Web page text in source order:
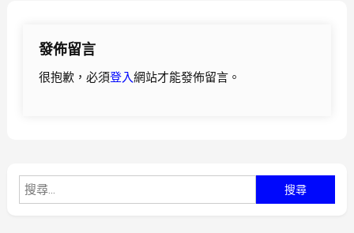
發佈留言
很抱歉，必須登入網站才能發佈留言。
尋